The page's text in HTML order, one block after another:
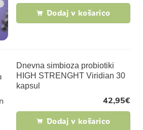
Dodaj v košarico
Dnevna simbioza probiotiki
HIGH STRENGHT Viridian 30
kapsul
42,95€
Dodaj v košarico